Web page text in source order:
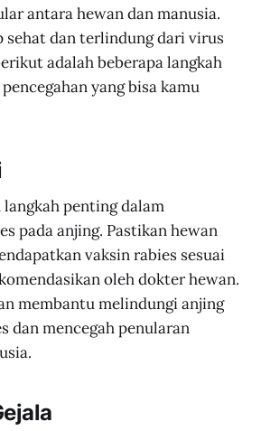
antara hewan dan manusia.
sehat dan terlindung dari virus
adalah beberapa langkah
yang bisa kamu
langkah penting dalam
pada anjing. Pastikan hewan
vaksin rabies sesuai
oleh dokter hewan.
membantu melindungi anjing
dan mencegah penularan